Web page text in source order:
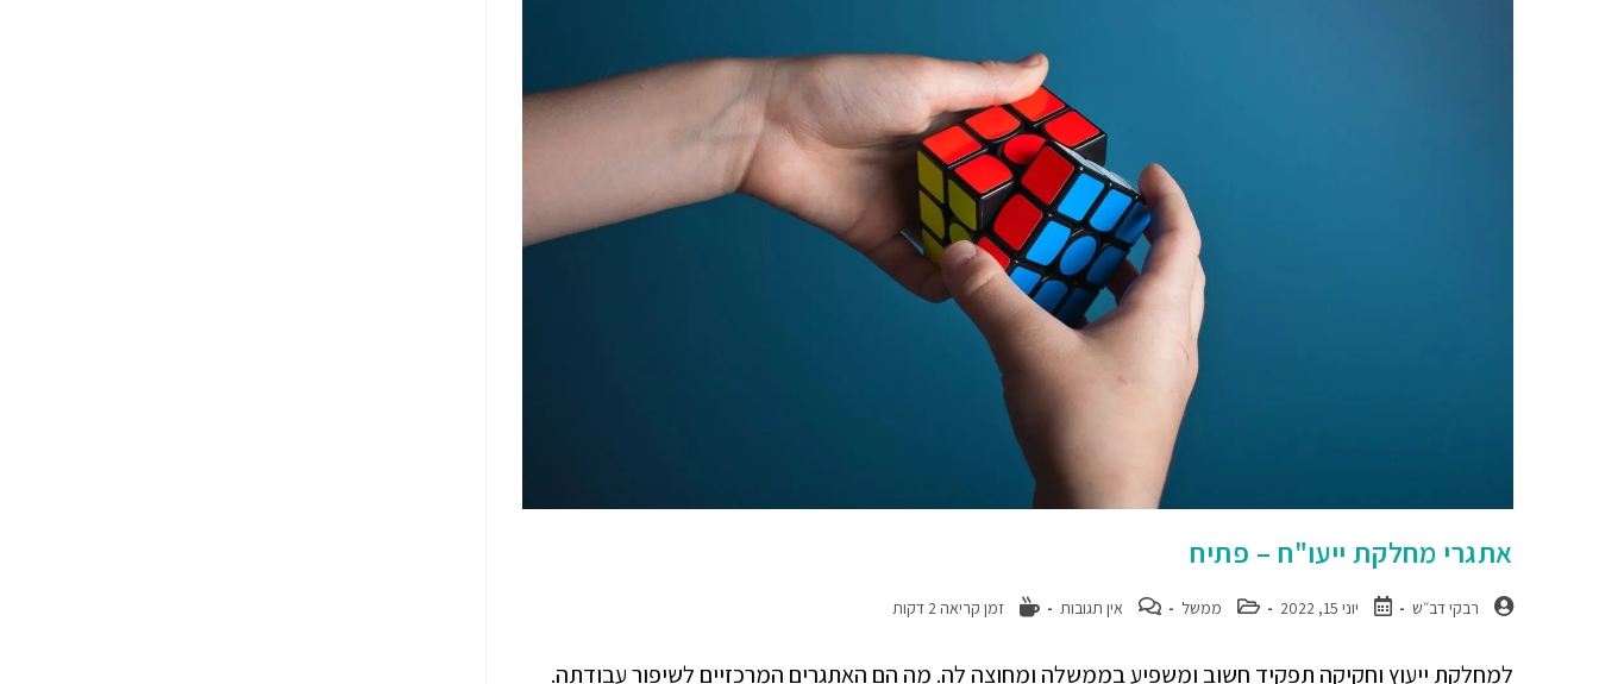
אתגרי מחלקת ייעו"ח – פתיח
רבקי דב״ש יוני 15, 2022 ממשל אין תגובות זמן קריאה 2 דקות
למחלקת ייעוץ וחקיקה תפקיד חשוב ומשפיע בממשלה ומחוצה לה. מה הם האתגרים המרכזיים לשיפור עבודתה.